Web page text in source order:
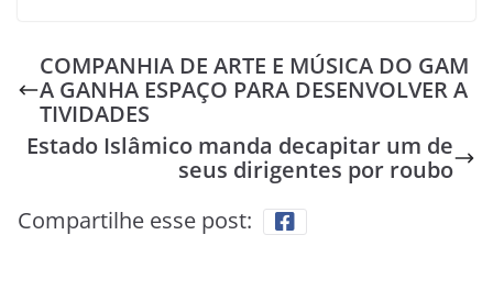
COMPANHIA DE ARTE E MÚSICA DO GAM
A GANHA ESPAÇO PARA DESENVOLVER A
TIVIDADES
Estado Islâmico manda decapitar um de
seus dirigentes por roubo
Compartilhe esse post: